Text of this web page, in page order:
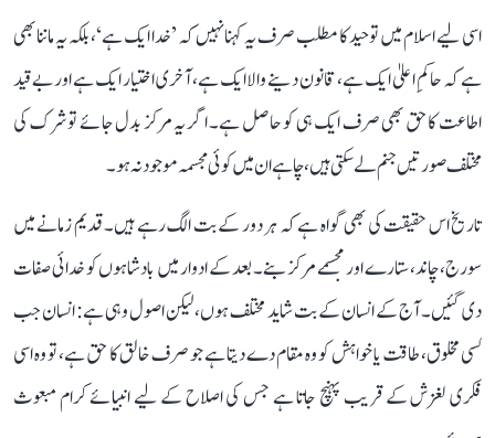
اسی لیے اسلام میں توحید کا مطلب صرف یہ کہنا نہیں کہ ’خدا ایک ہے‘، بلکہ یہ ماننا بھی
ہے کہ حاکمِ اعلیٰ ایک ہے، قانون دینے والا ایک ہے، آخری اختیار ایک ہے اور بے قید
اطاعت کا حق بھی صرف ایک ہی کو حاصل ہے۔ اگر یہ مرکز بدل جائے تو شرک کی
مختلف صورتیں جنم لے سکتی ہیں، چاہے ان میں کوئی مجسمہ موجود نہ ہو۔
تاریخ اس حقیقت کی بھی گواہ ہے کہ ہر دور کے بت الگ رہے ہیں۔ قدیم زمانے میں
سورج، چاند، ستارے اور مجسمے مرکز بنے۔ بعد کے ادوار میں بادشاہوں کو خدائی صفات
دی گئیں۔ آج کے انسان کے بت شاید مختلف ہوں، لیکن اصول وہی ہے: انسان جب
کسی مخلوق، طاقت یا خواہش کو وہ مقام دے دیتا ہے جو صرف خالق کا حق ہے، تو وہ اسی
فکری لغزش کے قریب پہنچ جاتا ہے جس کی اصلاح کے لیے انبیائے کرام مبعوث